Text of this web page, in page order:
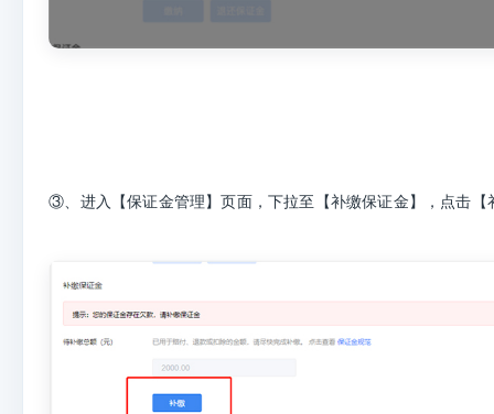
③、进入【保证金管理】页面，下拉至【补缴保证金】，点击【